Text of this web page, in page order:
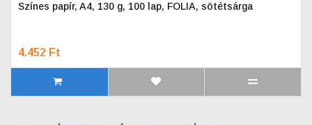
Színes papír, A4, 130 g, 100 lap, FOLIA, sötétsárga
4.452 Ft